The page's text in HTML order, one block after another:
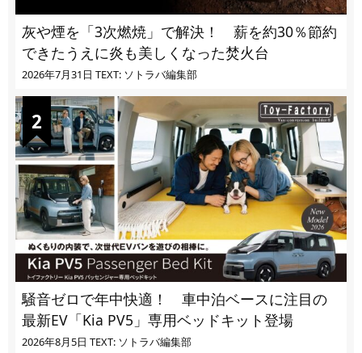
灰や煙を「3次燃焼」で解決！ 薪を約30％節約
できたうえに炎も美しくなった焚火台
2026年7月31日 TEXT: ソトラバ編集部
騒音ゼロで年中快適！ 車中泊ベースに注目の
最新EV「Kia PV5」専用ベッドキット登場
2026年8月5日 TEXT: ソトラバ編集部